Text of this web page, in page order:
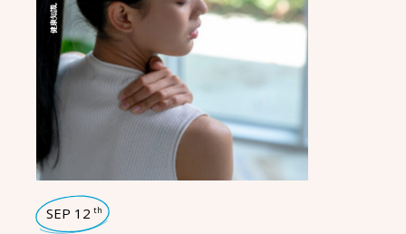
健康知識
SEP 12 th